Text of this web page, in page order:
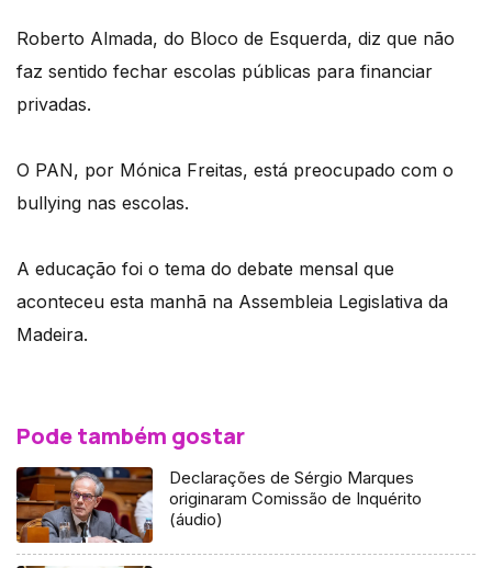
Roberto Almada, do Bloco de Esquerda, diz que não
faz sentido fechar escolas públicas para financiar
privadas.
O PAN, por Mónica Freitas, está preocupado com o
bullying nas escolas.
A educação foi o tema do debate mensal que
aconteceu esta manhã na Assembleia Legislativa da
Madeira.
Pode também gostar
Declarações de Sérgio Marques
originaram Comissão de Inquérito
(áudio)